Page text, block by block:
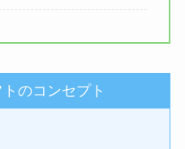
のコンセプト